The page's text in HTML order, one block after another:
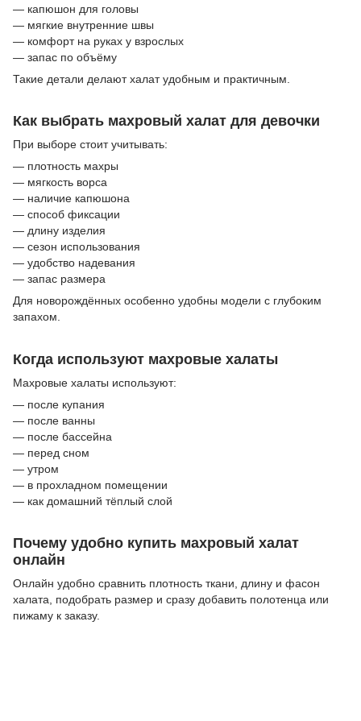
— капюшон для головы
— мягкие внутренние швы
— комфорт на руках у взрослых
— запас по объёму
Такие детали делают халат удобным и практичным.
Как выбрать махровый халат для девочки
При выборе стоит учитывать:
— плотность махры
— мягкость ворса
— наличие капюшона
— способ фиксации
— длину изделия
— сезон использования
— удобство надевания
— запас размера
Для новорождённых особенно удобны модели с глубоким
запахом.
Когда используют махровые халаты
Махровые халаты используют:
— после купания
— после ванны
— после бассейна
— перед сном
— утром
— в прохладном помещении
— как домашний тёплый слой
Почему удобно купить махровый халат
онлайн
Онлайн удобно сравнить плотность ткани, длину и фасон
халата, подобрать размер и сразу добавить полотенца или
пижаму к заказу.